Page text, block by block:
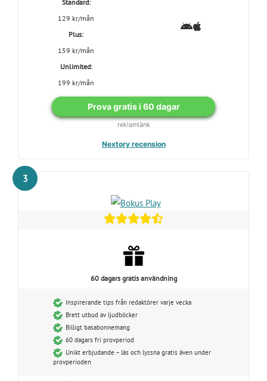
Standard:
129 kr/mån
Plus:
159 kr/mån
Unlimited:
199 kr/mån
Prova gratis i 60 dagar
reklamlänk
Nextory recension
3
60 dagars gratis användning
Inspirerande tips från redaktörer varje vecka
Brett utbud av ljudböcker
Billigt basabonnemang
60 dagars fri provperiod
Unikt erbjudande – läs och lyssna gratis även under
provperioden